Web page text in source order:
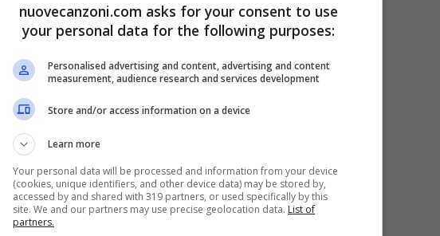
Audio
nuovecanzoni.com asks for your consent to use
your personal data for the following purposes:
Personalised advertising and content, advertising and content
measurement, audience research and services development
Store and/or access information on a device
Learn more
Your personal data will be processed and information from your device
(cookies, unique identifiers, and other device data) may be stored by,
accessed by and shared with 319 partners, or used specifically by this
site. We and our partners may use precise geolocation data. List of
partners.